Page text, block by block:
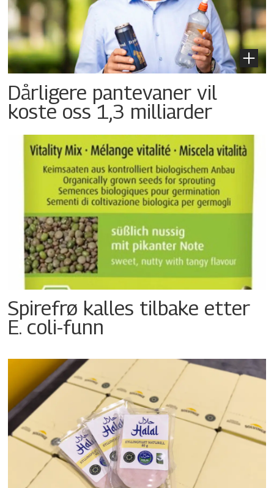
Dårligere pantevaner vil
koste oss 1,3 milliarder
Spirefrø kalles tilbake etter
E. coli-funn